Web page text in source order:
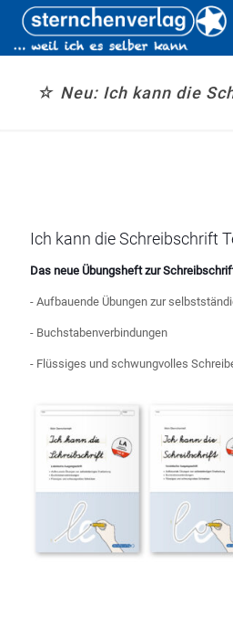
☆ Neu: Ich kann die
Ich kann die Schreibschrift
Das neue Übungsheft zur
- Aufbauende Übungen zur
- Buchstabenverbindungen
- Flüssiges und schwungvolles